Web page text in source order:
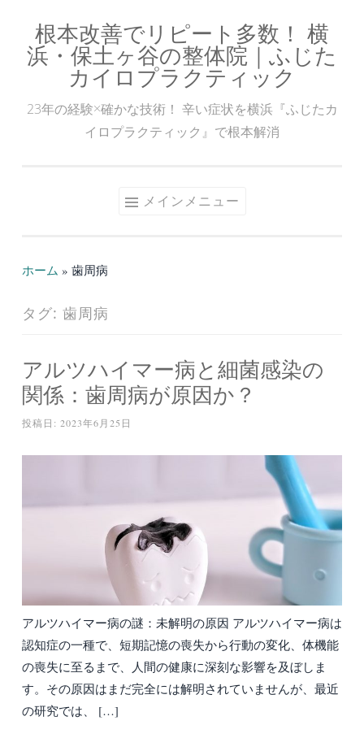
ン
根本改善でリピート多数！ 横
浜・保土ヶ谷の整体院｜ふじた
カイロプラクティック
23年の経験×確かな技術！ 辛い症状を横浜『ふじたカ
イロプラクティック』で根本解消
メインメニュー
ホーム » 歯周病
タグ: 歯周病
アルツハイマー病と細菌感染の
関係：歯周病が原因か？
投稿日: 2023年6月25日
アルツハイマー病の謎：未解明の原因 アルツハイマー病は
認知症の一種で、短期記憶の喪失から行動の変化、体機能
の喪失に至るまで、人間の健康に深刻な影響を及ぼしま
す。その原因はまだ完全には解明されていませんが、最近
の研究では、 […]